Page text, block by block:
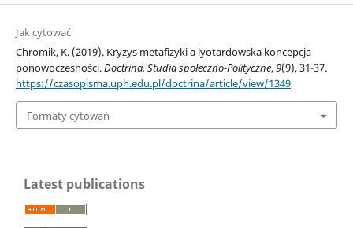
Jak cytować
Chromik, K. (2019). Kryzys metafizyki a lyotardowska koncepcja
ponowoczesności.Doctrina. Studia społeczno-Polityczne,9(9), 31-37.
https://czasopisma.uph.edu.pl/doctrina/article/view/1349
Formaty cytowań
Latest publications